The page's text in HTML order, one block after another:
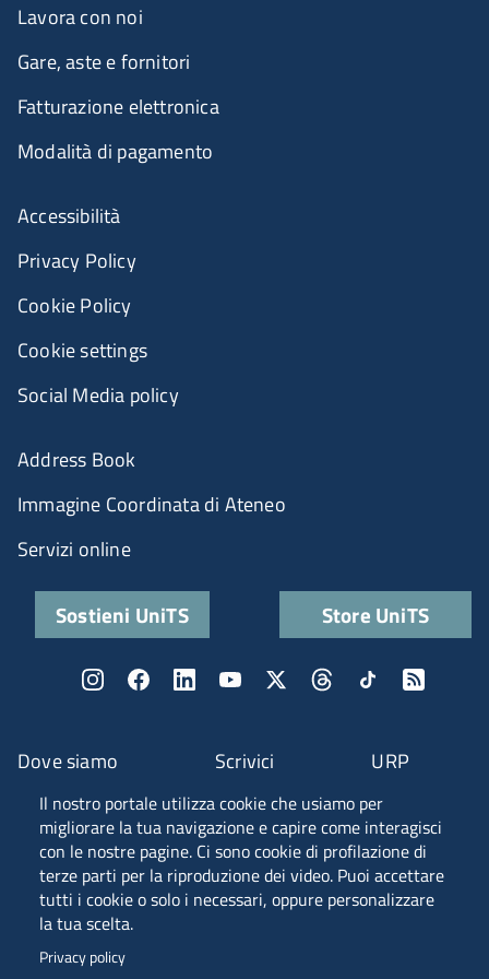
Il nostro portale utilizza cookie che usiamo per
migliorare la tua navigazione e capire come interagisci
con le nostre pagine. Ci sono cookie di profilazione di
terze parti per la riproduzione dei video. Puoi accettare
tutti i cookie o solo i necessari, oppure personalizzare
la tua scelta.
Privacy policy
Piazzale Europa, 1 - 34127 - Trieste, Italia -
Tel. +39 040 558 7111 - P.IVA 00211830328
C.F. 80013890324 - P.E.C. ateneo@pec.units.it
Fascia A ANVUR
Dove siamo Scrivici URP
Lavora con noi
Gare, aste e fornitori
Fatturazione elettronica
Modalità di pagamento
Accessibilità
Privacy Policy
Cookie Policy
Cookie settings
Social Media policy
Address Book
Immagine Coordinata di Ateneo
Servizi online
Sostieni UniTS Store UniTS